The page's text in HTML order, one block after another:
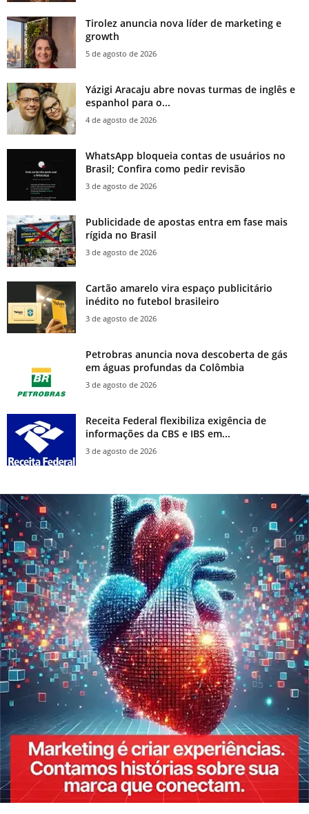
Tirolez anuncia nova líder de marketing e
growth
5 de agosto de 2026
Yázigi Aracaju abre novas turmas de inglês e
espanhol para o...
4 de agosto de 2026
WhatsApp bloqueia contas de usuários no
Brasil; Confira como pedir revisão
3 de agosto de 2026
Publicidade de apostas entra em fase mais
rígida no Brasil
3 de agosto de 2026
Cartão amarelo vira espaço publicitário
inédito no futebol brasileiro
3 de agosto de 2026
Petrobras anuncia nova descoberta de gás
em águas profundas da Colômbia
3 de agosto de 2026
Receita Federal flexibiliza exigência de
informações da CBS e IBS em...
3 de agosto de 2026